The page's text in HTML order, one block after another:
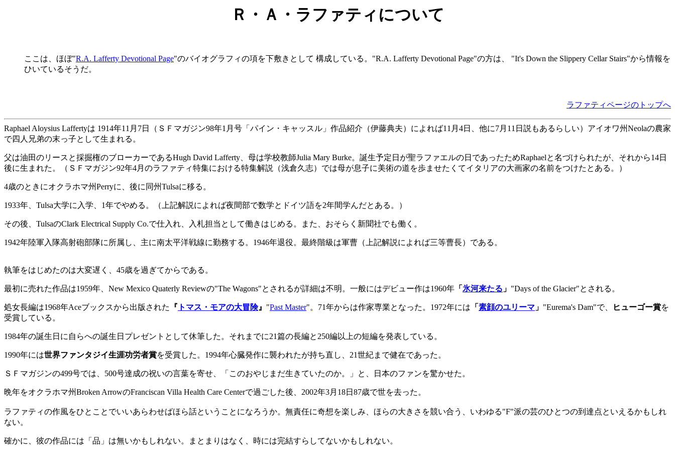
Ｒ・Ａ・ラファティについて
ここは、ほぼ"R.A. Lafferty Devotional Page"のバイオグラフィの項を下敷きとして 構成している。"R.A. Lafferty Devotional Page"の方は、 "It's Down the Slippery Cellar Stairs"から情報を
ひいているそうだ。
ラファティページのトップへ
Raphael Aloysius Laffertyは 1914年11月7日（ＳＦマガジン98年1月号「パイン・キャッスル」作品紹介（伊藤典夫）によれば11月4日、他に7月11日説もあるらしい）アイオワ州Neolaの農家
で四人兄弟の末っ子として生まれる。
父は油田のリースと採掘権のブローカーであるHugh David Lafferty、母は学校教師Julia Mary Burke。誕生予定日が聖ラファエルの日であったためRaphaelと名づけられたが、それから14日
後に生まれた。（ＳＦマガジン92年4月のラファティ特集における特集解説（浅倉久志）では母が息子に美術の道を歩ませたくてイタリアの大画家の名前をつけたとある。）
4歳のときにオクラホマ州Perryに、後に同州Tulsaに移る。
1933年、Tulsa大学に入学、1年でやめる。（上記解説によれば夜間部で数学とドイツ語を2年間学んだとある。）
その後、TulsaのClark Electrical Supply Co.で仕入れ、入札担当として働きはじめる。また、おそらく新聞社でも働く。
1942年陸軍入隊高射砲部隊に所属し、主に南太平洋戦線に勤務する。1946年退役。最終階級は軍曹（上記解説によれば三等曹長）である。
執筆をはじめたのは大変遅く、45歳を過ぎてからである。
最初に売れた作品は1959年、New Mexico Quaterly Reviewの"The Wagons"とされるが詳細は不明。一般にはデビュー作は1960年 「 氷河来たる 」 "Days of the Glacier"とされる。
処女長編は1968年Aceブックスから出版された 『 トマス・モアの大冒険』 "Past Master"。71年からは作家専業となった。1972年には 「 素顔のユリーマ 」 "Eurema's Dam"で、 ヒューゴー賞を
受賞している。
1984年の誕生日に自らへの誕生日プレゼントとして休筆した。それまでに21篇の長編と250編以上の短編を発表している。
1990年には世界ファンタジイ生涯功労者賞を受賞した。1994年心臓発作に襲われたが持ち直し、21世紀まで健在であった。
ＳＦマガジンの499号では、500号達成の祝いの言葉を寄せ、「このおやじまだ生きていたのか。」と、日本のファンを驚かせた。
晩年をオクラホマ州Broken ArrowのFranciscan Villa Health Care Centerで過ごした後、2002年3月18日87歳で世を去った。
ラファティの作風をひとことでいいあらわせばほら話ということになろうか。無責任に奇想を楽しみ、ほらの大きさを競い合う、いわゆる"F"派の芸のひとつの到達点といえるかもしれ
ない。
確かに、彼の作品には「品」は無いかもしれない。まとまりはなく、時には完結すらしてないかもしれない。